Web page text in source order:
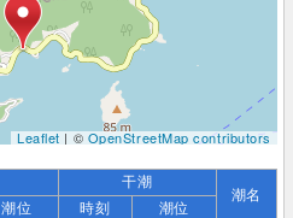
Leaflet| ©OpenStreetMap contributors
干潮
潮名
潮位 時刻
潮位